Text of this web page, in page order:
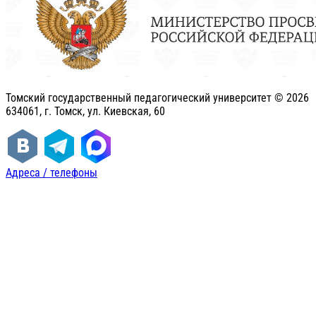
Томский государственный педагогический университет © 2026
634061, г. Томск, ул. Киевская, 60
Адреса / телефоны